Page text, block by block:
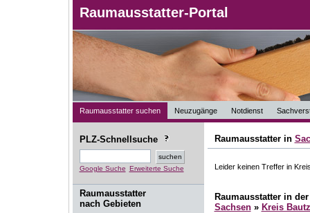
Raumausstatter-Portal
Raumausstatter suchen Neuzugänge Notdienst
PLZ-Schnellsuche
Google Suche Erweiterte Suche
Raumausstatter
nach Gebieten
Raumausstatter in
Leider keinen Treffer in
Raumausstatter in
Sachsen» Kreis